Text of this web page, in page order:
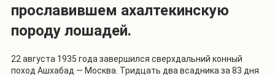
прославившем ахалтекинскую
породу лошадей.
22 августа 1935 года завершился сверхдальний конный
поход Ашхабад — Москва. Тридцать два всадника за 83 дня